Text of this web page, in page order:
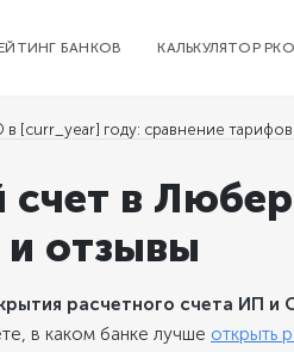
БАНКОВ КАЛЬКУЛЯТОР РКО
[curr_year] году: сравнение
счет в
и отзывы
расчетного счета ИП и
в каком банке лучше открыть